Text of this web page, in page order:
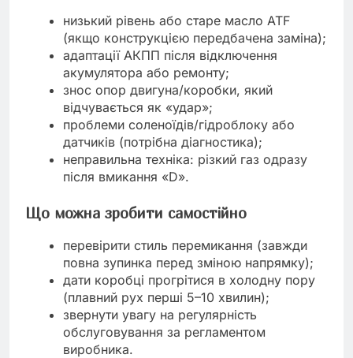
низький рівень або старе масло ATF
(якщо конструкцією передбачена заміна);
адаптації АКПП після відключення
акумулятора або ремонту;
знос опор двигуна/коробки, який
відчувається як «удар»;
проблеми соленоїдів/гідроблоку або
датчиків (потрібна діагностика);
неправильна техніка: різкий газ одразу
після вмикання «D».
Що можна зробити самостійно
перевірити стиль перемикання (завжди
повна зупинка перед зміною напрямку);
дати коробці прогрітися в холодну пору
(плавний рух перші 5–10 хвилин);
звернути увагу на регулярність
обслуговування за регламентом
виробника.